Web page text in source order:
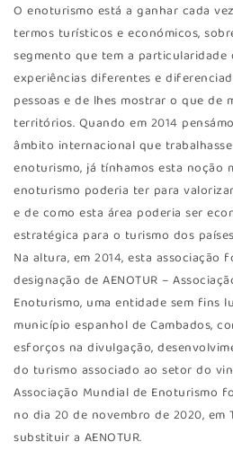
O enoturismo está a ganhar cada
termos turísticos e económicos,
segmento que tem a
experiências diferentes e
pessoas e de lhes mostrar o que de
territórios. Quando em 2014
âmbito internacional que
enoturismo, já tínhamos esta noção
enoturismo poderia ter para
e de como esta área poderia ser
estratégica para o turismo dos
Na altura, em 2014, esta associação
designação de AENOTUR –
Enoturismo, uma entidade sem fins
município espanhol de Cambados,
esforços na divulgação,
do turismo associado ao setor do
Associação Mundial de Enoturismo
no dia 20 de novembro de 2020, em
substituir a AENOTUR.